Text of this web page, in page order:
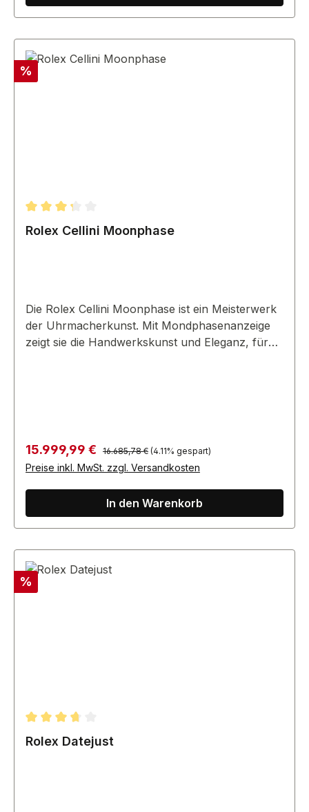
Rabatt
%
Durchschnittliche Bewertung von 3.33 von 5 Sternen
Rolex Cellini Moonphase
Die Rolex Cellini Moonphase ist ein Meisterwerk
der Uhrmacherkunst. Mit Mondphasenanzeige
zeigt sie die Handwerkskunst und Eleganz, für
Verkaufspreis:
15.999,99 € Regulärer Preis:
16.685,78 € (4.11% gespart)
Preise inkl. MwSt. zzgl. Versandkosten
In den Warenkorb
Rabatt
%
Durchschnittliche Bewertung von 3.67 von 5 Sternen
Rolex Datejust